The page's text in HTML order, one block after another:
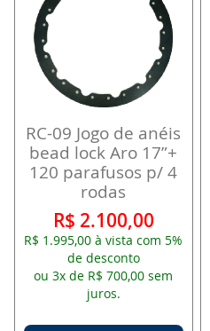
RC-09 Jogo de anéis
bead lock Aro 17”+
120 parafusos p/ 4
rodas
R$ 2.100,00
R$ 1.995,00 à vista com 5%
de desconto
ou 3x de R$ 700,00 sem
juros.